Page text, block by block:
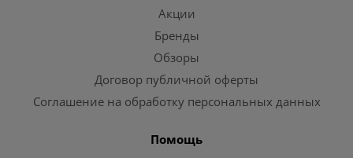
Акции
Бренды
Обзоры
Договор публичной оферты
Соглашение на обработку персональных данных
Помощь